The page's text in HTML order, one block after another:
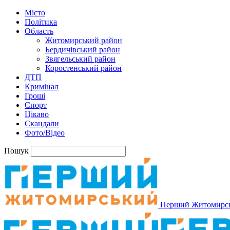
Місто
Політика
Область
Житомирський район
Бердичівський район
Звягельський район
Коростенський район
ДТП
Кримінал
Гроші
Спорт
Цікаво
Скандали
Фото/Відео
Пошук
Перший